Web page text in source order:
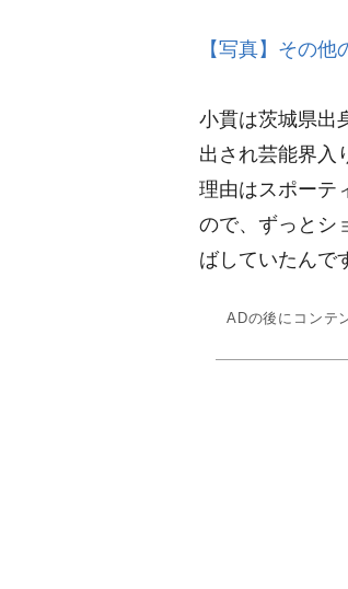
【写真】その他
小貫は茨城県出
出され芸能界入
理由はスポーテ
ので、ずっとシ
ばしていたんで
ADの後にコンテ